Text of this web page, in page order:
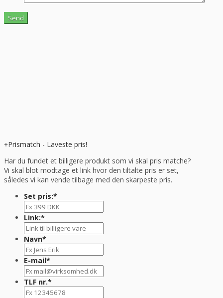
Prismatch - Laveste pris!
Har du fundet et billigere produkt som vi skal pris matche?
Vi skal blot modtage et link hvor den tiltalte pris er set,
således vi kan vende tilbage med den skarpeste pris.
Set pris:*
Link:*
Navn*
E-mail*
TLF nr.*